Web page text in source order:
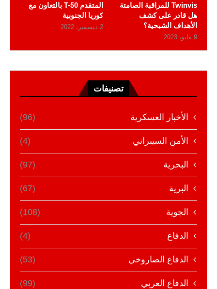
Twinvis للمراقبة الصامتة
هل قادر على كشف
الأهداف الشبحية؟
9 مايو، 2023
المتقدم T-50 بالتعاون مع
كوريا الجنوبية
2 ديسمبر، 2022
تصنيفات
الأخبار العسكرية (96)
الأمن السيبراني (4)
البحرية (97)
البرية (67)
الجوية (108)
الدفاع (4)
الدفاع الصاروخي (53)
الدفاع العربي (99)